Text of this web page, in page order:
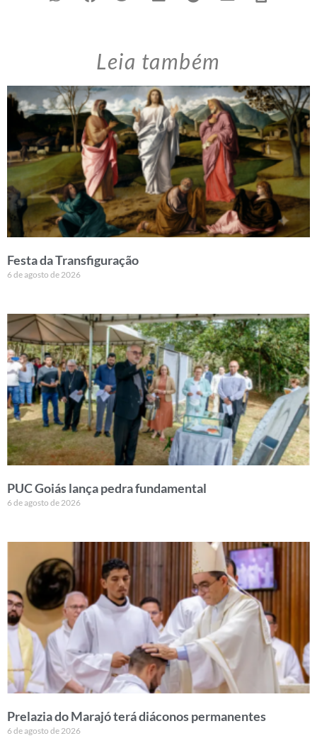
Leia também
Festa da Transfiguração
6 de agosto de 2026
PUC Goiás lança pedra fundamental
6 de agosto de 2026
Prelazia do Marajó terá diáconos permanentes
6 de agosto de 2026